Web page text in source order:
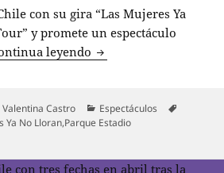
con su gira “Las Mujeres Ya
y promete un espectáculo
leyendo Shakira anuncia su
Autor
Valentina Castro Categorías
Espectáculos
Ya No Lloran,Parque Estadio